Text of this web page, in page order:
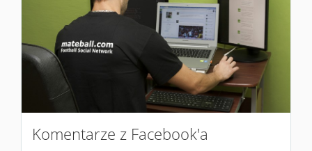
Komentarze z Facebook'a